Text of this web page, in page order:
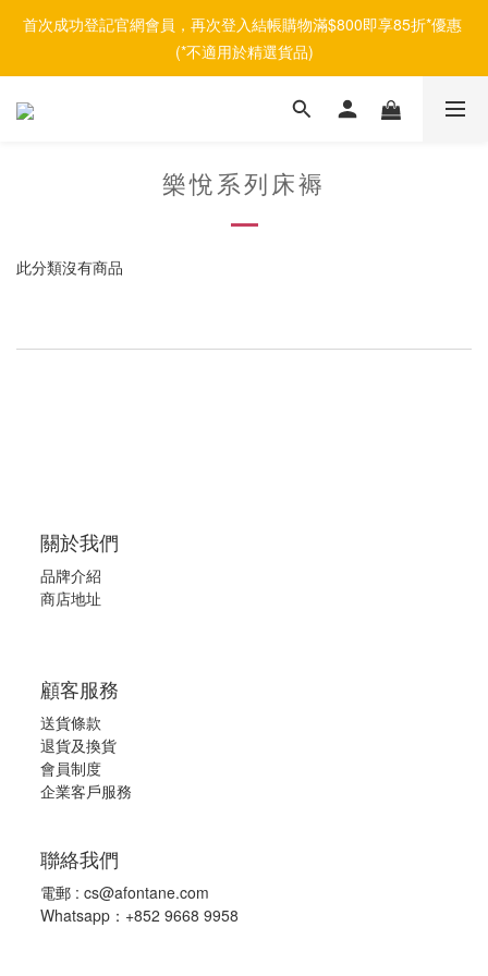
首次成功登記官網會員，再次登入結帳購物滿$800即享85折*優惠
(*不適用於精選貨品)
樂悅系列床褥
此分類沒有商品
關於我們
品牌介紹
商店地址
顧客服務
送貨條款
退貨及換貨
會員制度
企業客戶服務
聯絡我們
電郵 : cs@afontane.com
Whatsapp：+852 9668 9958